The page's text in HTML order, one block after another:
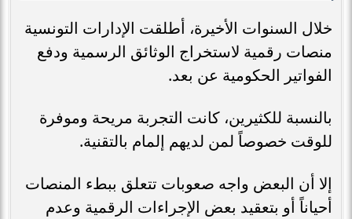
خلال السنوات الأخيرة، أطلقت الإدارات التونسية
منصات رقمية لاستخراج الوثائق الرسمية ودفع
الفواتير الحكومية عن بعد.
بالنسبة للكثيرين، كانت التجربة مريحة وموفرة
للوقت خصوصاً لمن لديهم إلمام بالتقنية.
إلا أن البعض واجه صعوبات تتعلق ببطء المنصات
أحياناً أو بتعقيد بعض الإجراءات الرقمية وعدم